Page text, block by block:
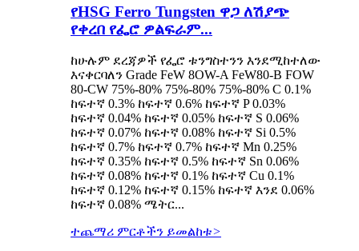
የHSG Ferro Tungsten ዋጋ ለሽያጭ
የቀረበ የፌሮ ዎልፍራም...
ከሁሉም ደረጃዎች የፌሮ ቱንግስተንን እንደሚከተለው
እናቀርባለን Grade FeW 8OW-A FeW80-B FOW
80-CW 75%-80% 75%-80% 75%-80% C 0.1%
ከፍተኛ 0.3% ከፍተኛ 0.6% ከፍተኛ P 0.03%
ከፍተኛ 0.04% ከፍተኛ 0.05% ከፍተኛ S 0.06%
ከፍተኛ 0.07% ከፍተኛ 0.08% ከፍተኛ Si 0.5%
ከፍተኛ 0.7% ከፍተኛ 0.7% ከፍተኛ Mn 0.25%
ከፍተኛ 0.35% ከፍተኛ 0.5% ከፍተኛ Sn 0.06%
ከፍተኛ 0.08% ከፍተኛ 0.1% ከፍተኛ Cu 0.1%
ከፍተኛ 0.12% ከፍተኛ 0.15% ከፍተኛ እንደ 0.06%
ከፍተኛ 0.08% ሜትር...
ተጨማሪ ምርቶችን ይመልከቱ>